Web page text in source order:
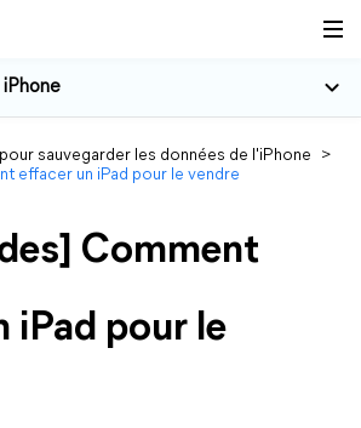
iPhone
sauvegarder les données de l'iPhone
>
effacer un iPad pour le vendre
Comment
iPad pour le